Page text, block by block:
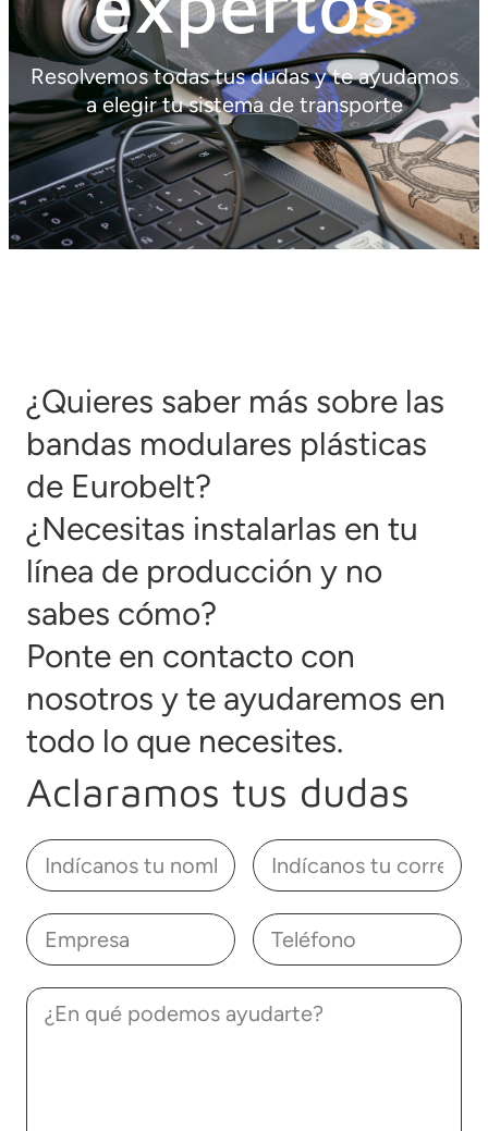
Resolvemos todas tus dudas y te ayudamos
a elegir tu sistema de transporte
¿Quieres saber más sobre las
bandas modulares plásticas
de Eurobelt?
¿Necesitas instalarlas en tu
línea de producción y no
sabes cómo?
Ponte en contacto con
nosotros y te ayudaremos en
todo lo que necesites.
Aclaramos tus dudas